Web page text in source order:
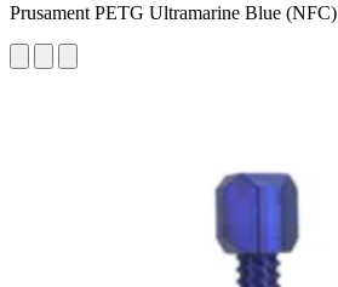
Prusament PETG Ultramarine Blue (NFC)